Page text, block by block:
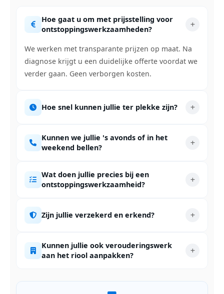
Hoe gaat u om met prijsstelling voor
ontstoppingswerkzaamheden?
We werken met transparante prijzen op maat. Na
diagnose krijgt u een duidelijke offerte voordat we
verder gaan. Geen verborgen kosten.
Hoe snel kunnen jullie ter plekke zijn?
Kunnen we jullie 's avonds of in het
weekend bellen?
Wat doen jullie precies bij een
ontstoppingswerkzaamheid?
Zijn jullie verzekerd en erkend?
Kunnen jullie ook verouderingswerk
aan het riool aanpakken?